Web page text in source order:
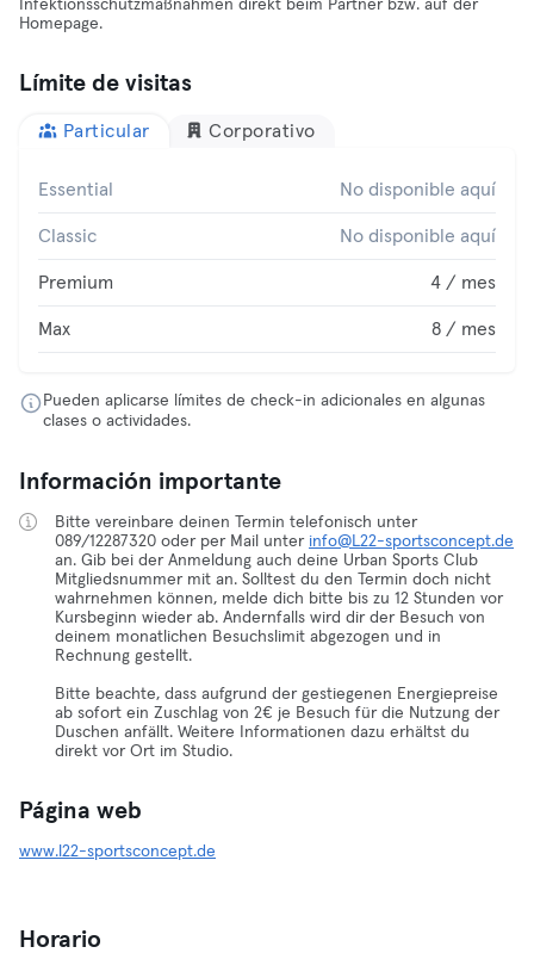
Infektionsschutzmaßnahmen direkt beim Partner bzw. auf der
Homepage.
Límite de visitas
Particular Corporativo
Essential No disponible aquí
Classic No disponible aquí
Premium 4 / mes
Max 8 / mes
Pueden aplicarse límites de check-in adicionales en algunas
clases o actividades.
Información importante
Bitte vereinbare deinen Termin telefonisch unter
089/12287320 oder per Mail unter info@L22-sportsconcept.de
an. Gib bei der Anmeldung auch deine Urban Sports Club
Mitgliedsnummer mit an. Solltest du den Termin doch nicht
wahrnehmen können, melde dich bitte bis zu 12 Stunden vor
Kursbeginn wieder ab. Andernfalls wird dir der Besuch von
deinem monatlichen Besuchslimit abgezogen und in
Rechnung gestellt.
Bitte beachte, dass aufgrund der gestiegenen Energiepreise
ab sofort ein Zuschlag von 2€ je Besuch für die Nutzung der
Duschen anfällt. Weitere Informationen dazu erhältst du
direkt vor Ort im Studio.
Página web
www.l22-sportsconcept.de
Horario